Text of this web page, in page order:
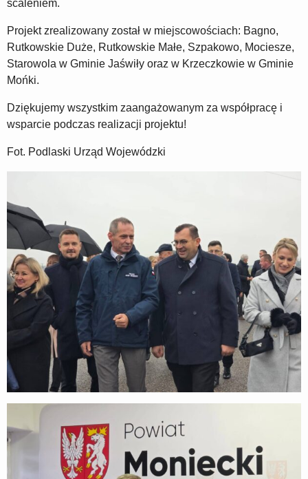
scaleniem.
Projekt zrealizowany został w miejscowościach: Bagno,
Rutkowskie Duże, Rutkowskie Małe, Szpakowo, Mociesze,
Starowola w Gminie Jaświły oraz w Krzeczkowie w Gminie
Mońki.
Dziękujemy wszystkim zaangażowanym za współpracę i
wsparcie podczas realizacji projektu!
Fot. Podlaski Urząd Wojewódzki